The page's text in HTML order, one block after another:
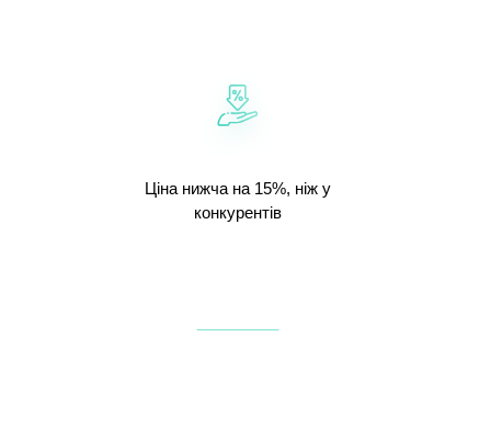
Ціна нижча на 15%, ніж у
конкурентів